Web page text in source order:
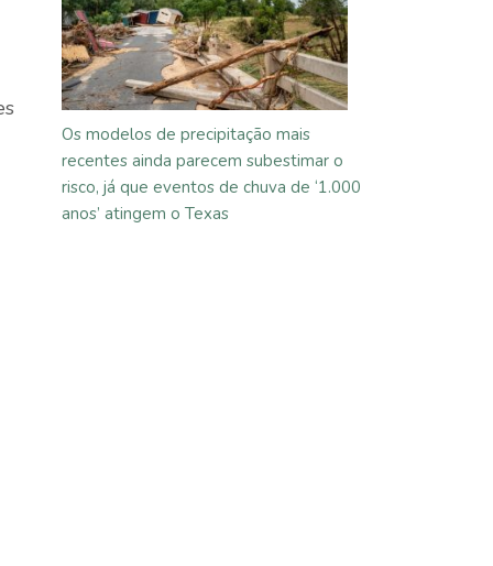
Os modelos de precipitação mais
recentes ainda parecem subestimar o
risco, já que eventos de chuva de ‘1.000
anos’ atingem o Texas